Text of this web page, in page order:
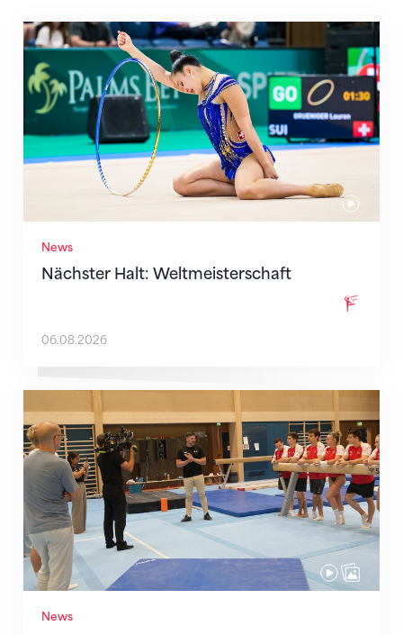
News
Nächster Halt: Weltmeisterschaft
Nächster Halt: Weltmeisterschaft
06.08.2026
News
Mit klaren Zielen nach Zagreb